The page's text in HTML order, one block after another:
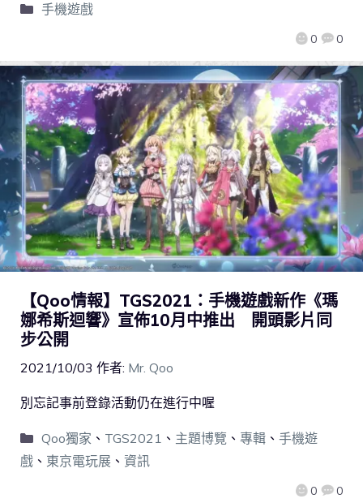
0 0
手機遊戲
【Qoo情報】TGS2021：手機遊戲新作《瑪
娜希斯迴響》宣佈10月中推出 開頭影片同
步公開
2021/10/03 作者: Mr. Qoo
0 0
別忘記事前登錄活動仍在進行中喔
Qoo獨家 、 TGS2021 、 主題博覽 、 專輯、 手機遊
戲 、 東京電玩展 、 資訊